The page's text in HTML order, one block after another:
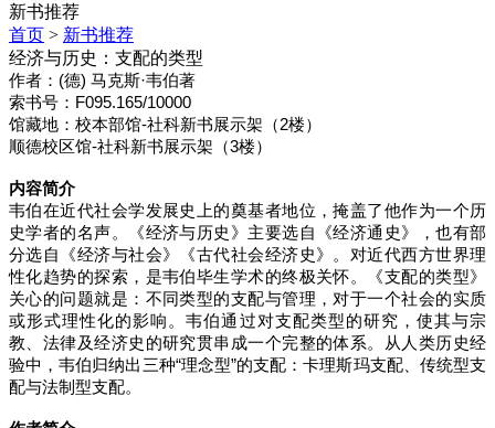
新书推荐
首页 > 新书推荐
经济与历史：支配的类型
作者：(德) 马克斯·韦伯著
索书号：F095.165/10000
馆藏地：校本部馆-社科新书展示架（2楼）
顺德校区馆-社科新书展示架（3楼）
内容简介
韦伯在近代社会学发展史上的奠基者地位，掩盖了他作为一个历
史学者的名声。《经济与历史》主要选自《经济通史》，也有部
分选自《经济与社会》《古代社会经济史》。对近代西方世界理
性化趋势的探索，是韦伯毕生学术的终极关怀。《支配的类型》
关心的问题就是：不同类型的支配与管理，对于一个社会的实质
或形式理性化的影响。韦伯通过对支配类型的研究，使其与宗
教、法律及经济史的研究贯串成一个完整的体系。从人类历史经
验中，韦伯归纳出三种“理念型”的支配：卡理斯玛支配、传统型支
配与法制型支配。